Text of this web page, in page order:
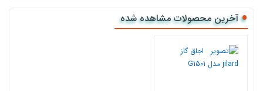
قطعات ایرانی
فندک اتوماتیک
نوع شیشهشیشه سکوریت نشکن مقاوم به حرارت
آخرین محصولات مشاهده شده